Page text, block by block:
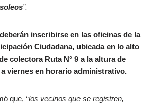
”.
inscribirse en las oficinas de la
Ciudadana, ubicada en lo alto
colectora Ruta N° 9 a la altura de
viernes en horario administrativo.
que, “los vecinos que se registren,